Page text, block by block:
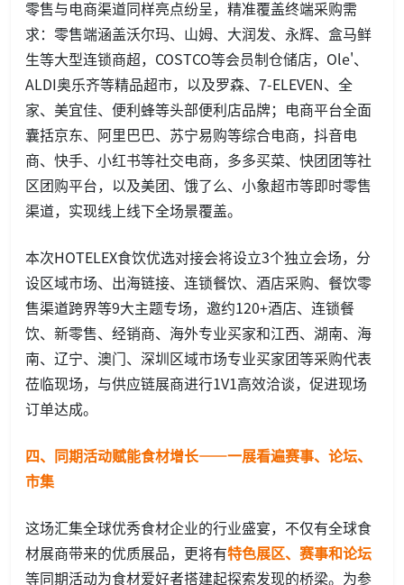
零售与电商渠道同样亮点纷呈，精准覆盖终端采购需
求：零售端涵盖沃尔玛、山姆、大润发、永辉、盒马鲜
生等大型连锁商超，COSTCO等会员制仓储店，Ole'、
ALDI奥乐齐等精品超市，以及罗森、7-ELEVEN、全
家、美宜佳、便利蜂等头部便利店品牌；电商平台全面
囊括京东、阿里巴巴、苏宁易购等综合电商，抖音电
商、快手、小红书等社交电商，多多买菜、快团团等社
区团购平台，以及美团、饿了么、小象超市等即时零售
渠道，实现线上线下全场景覆盖。
本次HOTELEX食饮优选对接会将设立3个独立会场，分
设区域市场、出海链接、连锁餐饮、酒店采购、餐饮零
售渠道跨界等9大主题专场，邀约120+酒店、连锁餐
饮、新零售、经销商、海外专业买家和江西、湖南、海
南、辽宁、澳门、深圳区域市场专业买家团等采购代表
莅临现场，与供应链展商进行1V1高效洽谈，促进现场
订单达成。
四、同期活动赋能食材增长——一展看遍赛事、论坛、
市集
这场汇集全球优秀食材企业的行业盛宴，不仅有全球食
材展商带来的优质展品，更将有特色展区、赛事和论坛
等同期活动为食材爱好者搭建起探索发现的桥梁。为参